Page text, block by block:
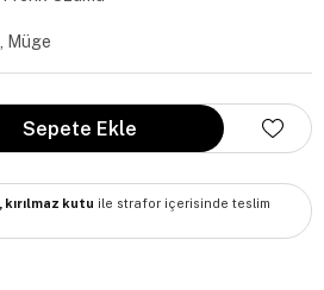
Müge
kırılmaz kutu ile strafor içerisinde teslim